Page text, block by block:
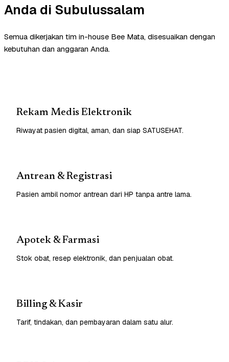
Anda di Subulussalam
Semua dikerjakan tim in-house Bee Mata, disesuaikan dengan
kebutuhan dan anggaran Anda.
Rekam Medis Elektronik
Riwayat pasien digital, aman, dan siap SATUSEHAT.
Antrean & Registrasi
Pasien ambil nomor antrean dari HP tanpa antre lama.
Apotek & Farmasi
Stok obat, resep elektronik, dan penjualan obat.
Billing & Kasir
Tarif, tindakan, dan pembayaran dalam satu alur.